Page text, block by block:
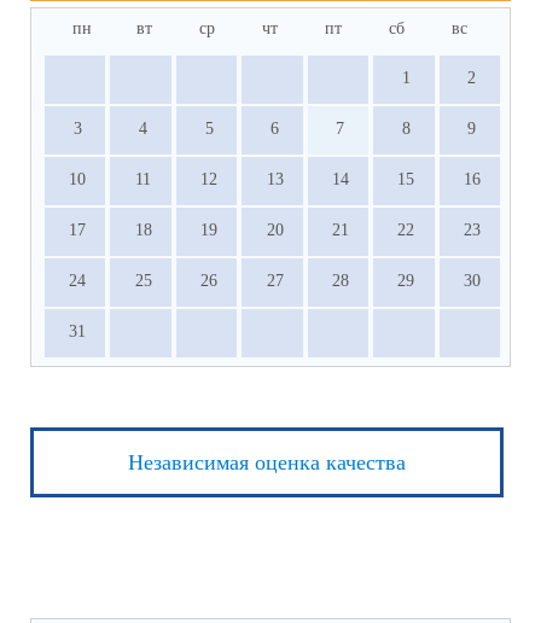
пн вт ср чт пт сб вс
1 2
3 4 5 6 7 8 9
10 11 12 13 14 15 16
17 18 19 20 21 22 23
24 25 26 27 28 29 30
31
Независимая оценка качества